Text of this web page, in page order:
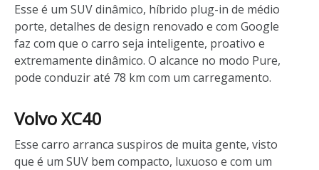
Esse é um SUV dinâmico, híbrido plug-in de médio
porte, detalhes de design renovado e com Google
faz com que o carro seja inteligente, proativo e
extremamente dinâmico. O alcance no modo Pure,
pode conduzir até 78 km com um carregamento.
Volvo XC40
Esse carro arranca suspiros de muita gente, visto
que é um SUV bem compacto, luxuoso e com um